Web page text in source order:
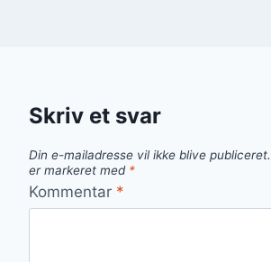
Skriv et svar
Din e-mailadresse vil ikke blive publiceret.
er markeret med *
Kommentar *